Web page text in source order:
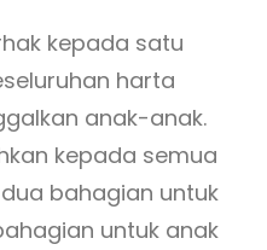
kepada satu
harta
anak-anak.
kepada semua
bahagian untuk
untuk anak